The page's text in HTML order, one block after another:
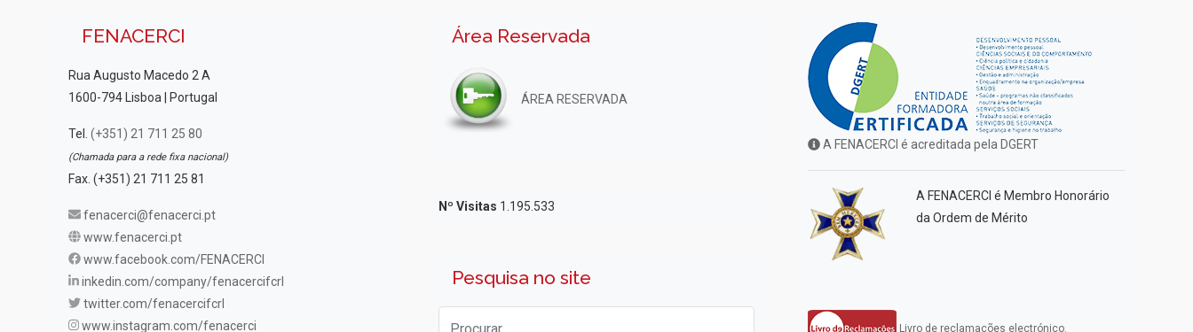
FENACERCI
Rua Augusto Macedo 2 A
1600-794 Lisboa | Portugal
Tel. (+351) 21 711 25 80
(Chamada para a rede fixa nacional)
Fax. (+351) 21 711 25 81
fenacerci@fenacerci.pt
www.fenacerci.pt
www.facebook.com/FENACERCI
inkedin.com/company/fenacercifcrl
twitter.com/fenacercifcrl
www.instagram.com/fenacerci
Área Reservada
ÁREA RESERVADA
Nº Visitas 1.195.533
Pesquisa no site
A FENACERCI é acreditada pela DGERT
A FENACERCI é Membro Honorário
da Ordem de Mérito
Livro de reclamações electrónico.